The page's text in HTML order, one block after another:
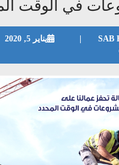
في الوقت
SAB يناير 5, 2020